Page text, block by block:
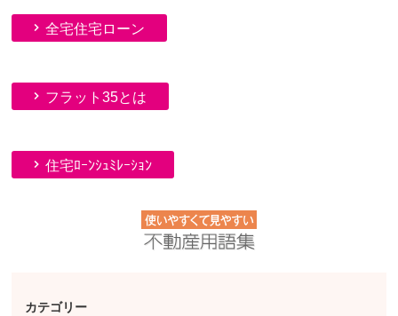
全宅住宅ローン
フラット35とは
住宅ﾛｰﾝｼｭﾐﾚｰｼｮﾝ
カテゴリー